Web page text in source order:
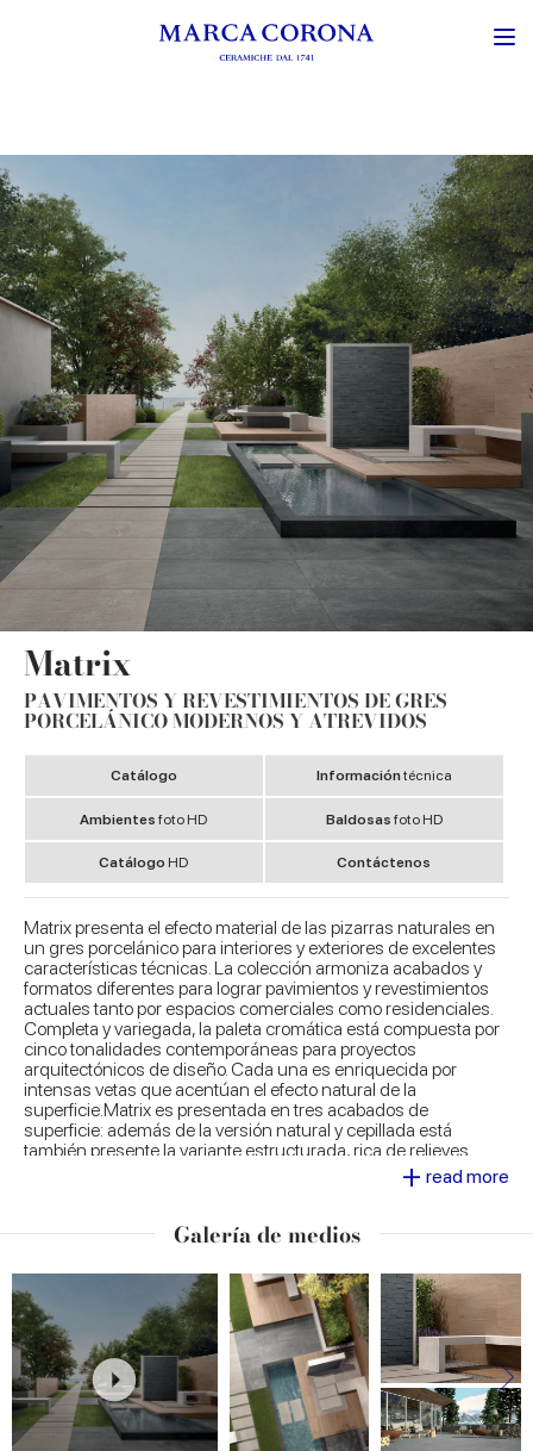
Matrix
PAVIMENTOS Y REVESTIMIENTOS DE GRES
PORCELÁNICO MODERNOS Y ATREVIDOS
Catálogo Informacióntécnica
Ambientesfoto HD Baldosas foto HD
Catálogo HD Contáctenos
Matrix presenta el efecto material de las pizarras naturales en
un gres porcelánico para interiores y exteriores de excelentes
características técnicas. La colección armoniza acabados y
formatos diferentes para lograr pavimientos y revestimientos
actuales tanto por espacios comerciales como residenciales.
Completa y variegada, la paleta cromática está compuesta por
cinco tonalidades contemporáneas para proyectos
arquitectónicos de diseño. Cada una es enriquecida por
intensas vetas que acentúan el efecto natural de la
superficie.Matrix es presentada en tres acabados de
superficie: además de la versión natural y cepillada está
también presente la variante estructurada, rica de relieves
acentuados, perfecta para espacios que requieren elevados
parámetros de seguridad, resistencia y practicidad. Completa
prestaciones en exteriores.
+ read more
Galería de medios